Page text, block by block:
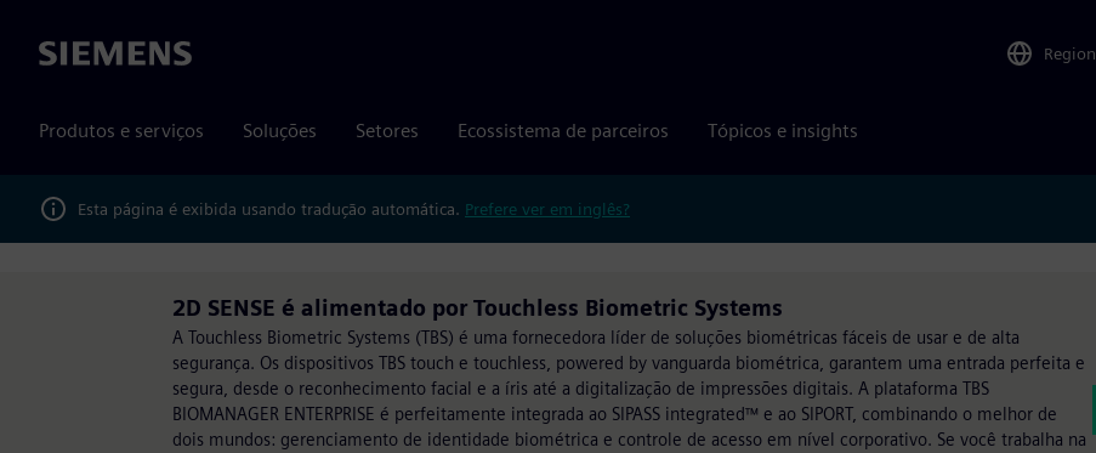
Siemens Region
Produtos e serviços Soluções Setores Ecossistema de parceiros Tópicos e insights
Esta página é exibida usando tradução automática. Prefere ver em inglês?
2D SENSE é alimentado por Touchless Biometric Systems
A Touchless Biometric Systems (TBS) é uma fornecedora líder de soluções biométricas fáceis de usar e de alta
segurança. Os dispositivos TBS touch e touchless, powered by vanguarda biométrica, garantem uma entrada perfeita e
segura, desde o reconhecimento facial e a íris até a digitalização de impressões digitais. A plataforma TBS
BIOMANAGER ENTERPRISE é perfeitamente integrada ao SIPASS integrated™ e ao SIPORT, combinando o melhor de
dois mundos: gerenciamento de identidade biométrica e controle de acesso em nível corporativo. Se você trabalha na